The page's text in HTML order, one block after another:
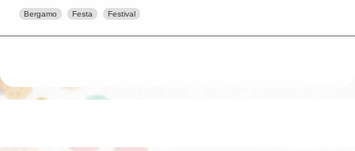
Bergamo Festa Festival